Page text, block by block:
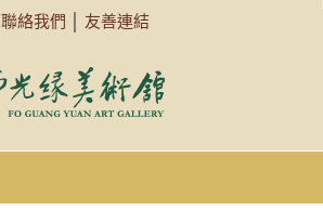
聯絡我們 友善連結